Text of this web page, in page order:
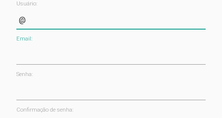
Usuário:
Email:
Senha:
Confirmação de senha: